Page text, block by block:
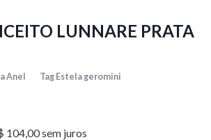
LUNNARE PRATA
Anel Tag Estela geromini
104,00sem juros